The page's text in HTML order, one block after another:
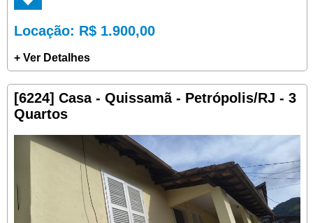
Locação: R$ 1.900,00
+ Ver Detalhes
[6224] Casa - Quissamã - Petrópolis/RJ - 3
Quartos